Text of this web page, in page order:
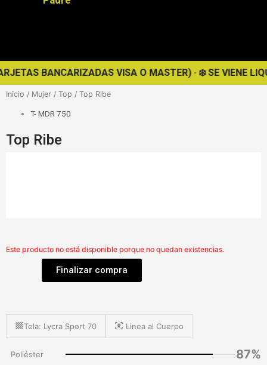
VISA O MASTER) · ❄️ SE VIENE LIQUIDACIÓN
Inicio / Mujer / Top / Top Ribe
T- MDR 750
Top Ribe
Este producto no está disponible porque no quedan existencias.
Finalizar compra
Tela: Lycra Sport 70 Linea al Cuerpo
Poliéster 87%